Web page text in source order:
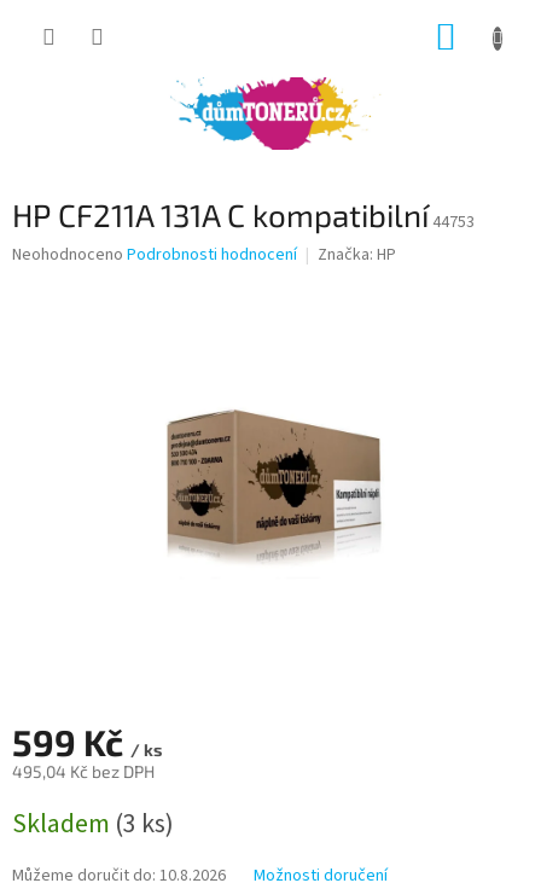
HP CF211A 131A C kompatibilní 44753
Průměrné
Neohodnoceno Podrobnosti hodnocení Značka: HP
599 Kč / ks
495,04 Kč bez DPH
cena:
Skladem (3 ks)
Můžeme doručit do: 10.8.2026 Možnosti doručení